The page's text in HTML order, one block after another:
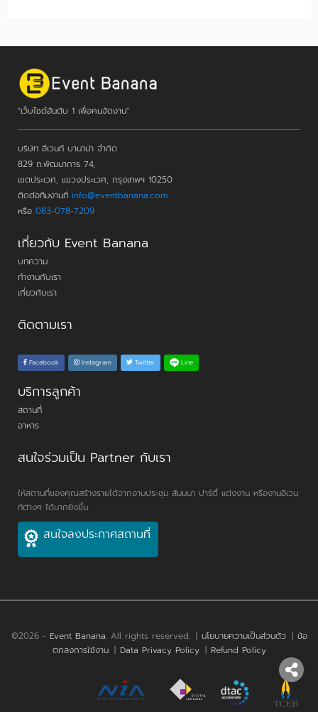
"เว็บไซต์อันดับ 1 เพื่อคนจัดงาน"
บริษัท อีเวนท์ บานาน่า จำกัด
829 ถ.พัฒนาการ 74,
เขตประเวศ, แขวงประเวศ, กรุงเทพฯ 10250
ติดต่อทีมงานที่ info@eventbanana.com
หรือ 083-078-7209
เกี่ยวกับ Event Banana
บทความ
ทำงานกับเรา
เกี่ยวกับเรา
ติดตามเรา
Facebook Instagram Twitter Line
บริการลูกค้า
สถานที่
อาหาร
สนใจร่วมเป็น Partner กับเรา
ให้สถานที่ของคุณสร้างรายได้จากงานประชุม สัมมนา ปาร์ตี้ แต่งงาน หรืองานอีเวน
ท์ต่างๆ ได้มากยิ่งขึ้น
สนใจลงประกาศสถานที่
©2026 - Event Banana. All rights reserved. | นโยบายความเป็นส่วนตัว | ข้อ
ตกลงการใช้งาน | Data Privacy Policy | Refund Policy